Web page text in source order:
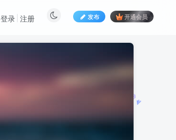
发布 开通会员
登录 注册